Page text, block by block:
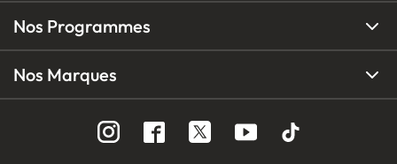
Nos Programmes
Nos Marques